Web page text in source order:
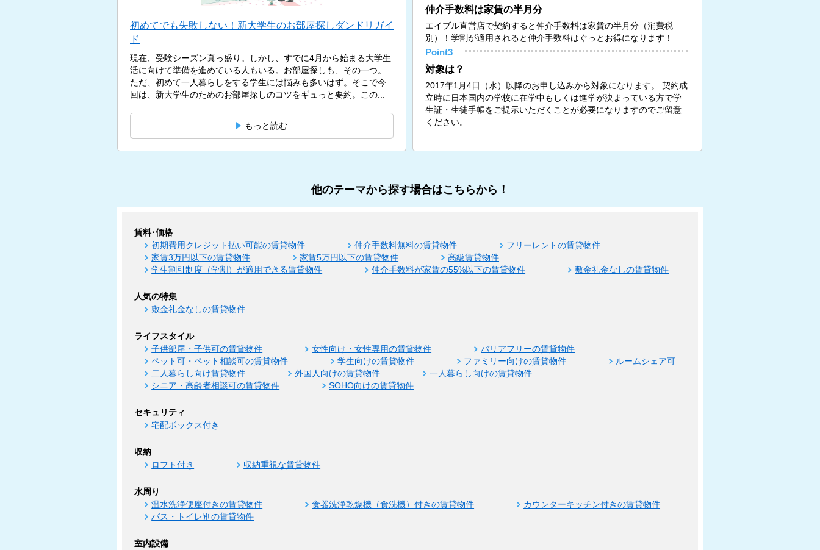
初めてでも失敗しない！新大学生のお部屋探しダンドリガイ
ド
現在、受験シーズン真っ盛り。しかし、すでに4月から始まる大学生
活に向けて準備を進めている人もいる。お部屋探しも、その一つ。
ただ、初めて一人暮らしをする学生には悩みも多いはず。そこで今
回は、新大学生のためのお部屋探しのコツをギュっと要約。この...
もっと読む
仲介手数料は家賃の半月分
エイブル直営店で契約すると仲介手数料は家賃の半月分（消費税
別）！学割が適用されると仲介手数料はぐっとお得になります！
Point3
対象は？
2017年1月4日（水）以降のお申し込みから対象になります。 契約成
立時に日本国内の学校に在学中もしくは進学が決まっている方で学
生証・生徒手帳をご提示いただくことが必要になりますのでご留意
ください。
他のテーマから探す場合はこちらから！
賃料･価格
初期費用クレジット払い可能の賃貸物件 仲介手数料無料の賃貸物件
フリーレントの賃貸物件
家賃3万円以下の賃貸物件
家賃5万円以下の賃貸物件
高級賃貸物件
学生割引制度（学割）が適用できる賃貸物件
仲介手数料が家賃の55%以下の賃貸物件 敷金礼金なしの賃貸物件
人気の特集
敷金礼金なしの賃貸物件
ライフスタイル
子供部屋・子供可の賃貸物件 女性向け・女性専用の賃貸物件
バリアフリーの賃貸物件
ペット可・ペット相談可の賃貸物件
学生向けの賃貸物件 ファミリー向けの賃貸物件
ルームシェア可
二人暮らし向け賃貸物件
外国人向けの賃貸物件
一人暮らし向けの賃貸物件
シニア・高齢者相談可の賃貸物件
SOHO向けの賃貸物件
セキュリティ
宅配ボックス付き
収納
ロフト付き 収納重視な賃貸物件
水周り
温水洗浄便座付きの賃貸物件 食器洗浄乾燥機（食洗機）付きの賃貸物件
カウンターキッチン付きの賃貸物件
バス・トイレ別の賃貸物件
室内設備